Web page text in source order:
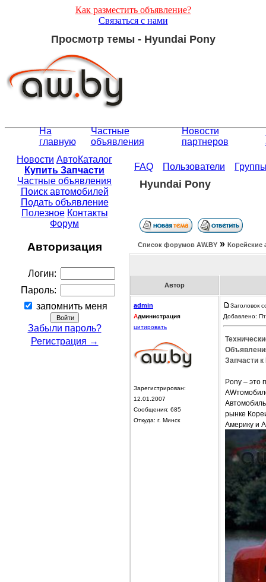
Как разместить объявление?
Связаться с нами
Просмотр темы - Hyundai Pony
На
главную
Частные
объявления
Новости
партнеров
Новости АвтоКаталог
Купить Запчасти
Частные объявления
Поиск автомобилей
Подать объявление
Полезное Контакты
Форум
Авторизация
Логин:
Пароль:
запомнить меня
Забыли пароль?
Регистрация →
FAQ Пользователи
Hyundai Pony
Список форумов АW.BY » Корейские
Автор
admin
Администрация
цитировать
Зарегистрирован:
12.01.2007
Сообщения: 685
Откуда: г. Минск
Заголовок
Добавлено:
Запчасти
Pony – это
рынке
Америку и